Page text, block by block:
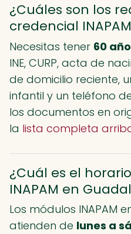
¿Cuáles son los
credencial
Necesitas tener 60
INE, CURP, acta de
de domicilio reciente,
infantil y un teléfono
los documentos en
la lista completa
¿Cuál es el
INAPAM en
Los módulos INAPAM
atienden de lunes a